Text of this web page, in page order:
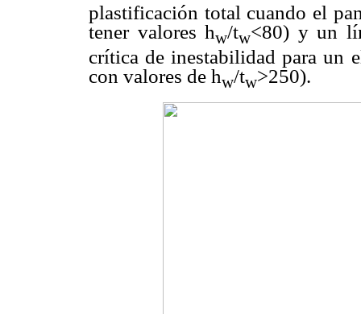
plastificación total cuando el
tener valores hw/tw<80) y un
crítica de inestabilidad para un
con valores de hw/tw>250).